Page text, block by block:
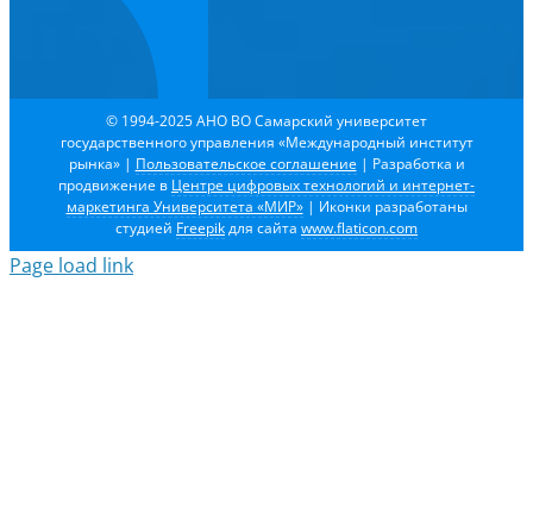
© 1994-2025 АНО ВО Самарский университет
государственного управления «Международный институт
рынка» | Пользовательское соглашение | Разработка и
продвижение в Центре цифровых технологий и интернет-
маркетинга Университета «МИР»| Иконки разработаны
студией Freepikдля сайта www.flaticon.com
Page load link